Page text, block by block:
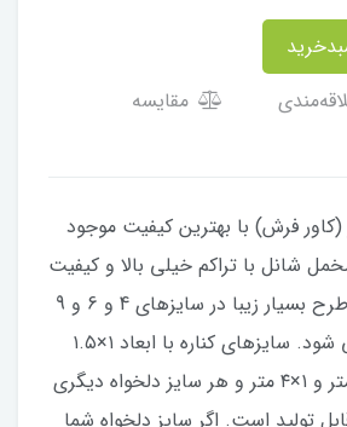
مقایسه
فرش) با بهترین کیفیت موجود
مخمل شانل با تراکم خیلی بالا و کیفیت
چاپ فوق العاده با طرح بسیار زیبا در سایزهای 4 و 6 و 9
و 12 متری تولید می شود. سایزهای کناره با ابعاد ۱×۱.۵
متر، ۱×۲ متر، ۱×۳ متر و ۱×۴ متر و هر سایز دلخواه دیگری
تولید است. اگر سایز دلخواه شما